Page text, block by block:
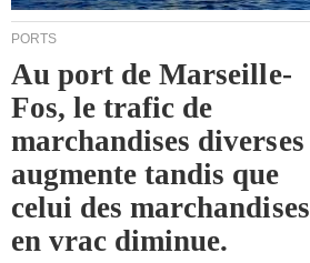
PORTS
Au port de Marseille-
Fos, le trafic de
marchandises diverses
augmente tandis que
celui des marchandises
en vrac diminue.